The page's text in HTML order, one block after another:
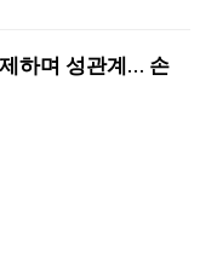
하며 성관계… 손